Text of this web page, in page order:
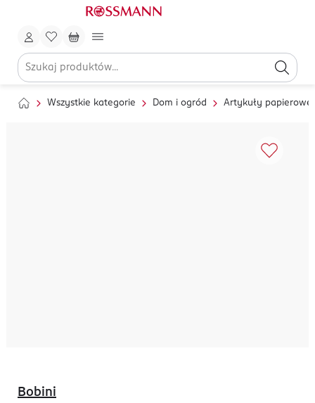
Wszystkie kategorie Dom i ogród Artykuły papierowe
Bobini